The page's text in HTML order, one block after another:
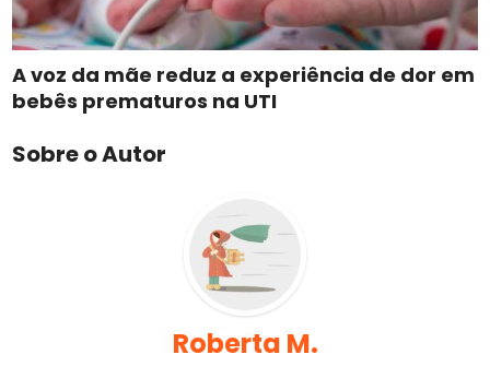
A voz da mãe reduz a experiência de dor em
bebês prematuros na UTI
Sobre o Autor
Roberta M.